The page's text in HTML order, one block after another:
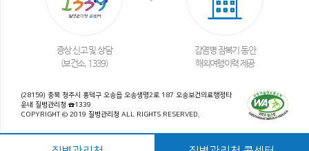
증상 신고 및 상담
(보건소, 1339)
감염병 잠복기 동안
해외여행이력 제공
(28159) 충북 청주시 흥덕구 오송읍 오송생명2로 187 오송보건의료행정타
운내 질병관리청 ☎1339
COPYRIGHT © 2019 질병관리청 ALL RIGHTS RESERVED.